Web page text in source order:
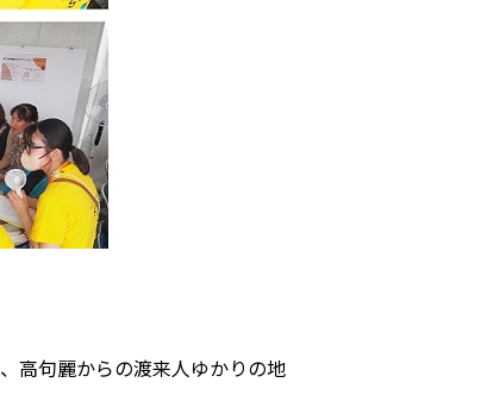
高句麗からの渡来人ゆかりの地